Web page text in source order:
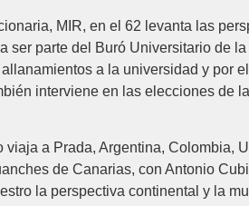
MIR, en el 62 levanta las
ser parte del Buró Universitario de
a la universidad y por
interviene en las elecciones de
a Prada, Argentina, Colombia,
de Canarias, con Antonio
la perspectiva continental y la